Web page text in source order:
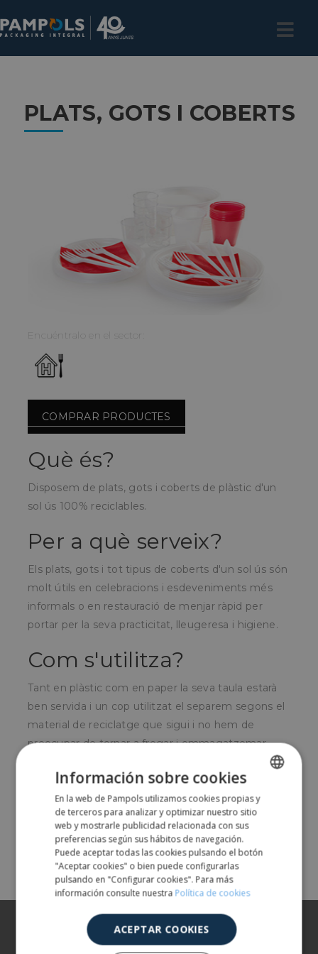
PLATS, GOTS I COBERTS
Encuéntralo en el sector:
COMPRAR PRODUCTES
Què és?
Disposem de plats, gots i coberts de plàstic d'un
sol ús 100% reciclables.
Per a què serveix?
Els plats, gots i tot tipus de coberts d'un sol ús són
molt útils en celebracions i esdeveniments més
informals o en restauració de menjar ràpid per
portar per la seva practicitat, lleugeresa i higiene.
Com s'utilitza?
Tant en plàstic com en paper la seva taula estarà
ben servida i un cop utilitzat el separem segons el
material de reciclatge que sigui i no hem de
preocupar de tornar a fregar i emmagatzemar.
Per a qui és?
Per al sector hostaleria i per a ús particular.
Share
Sobre nosaltres
SPANISH
ENGLISH
Información sobre cookies
En la web de Pampols utilizamos cookies propias y
de terceros para analizar y optimizar nuestro sitio
web y mostrarle publicidad relacionada con sus
preferencias según sus hábitos de navegación.
Puede aceptar todas las cookies pulsando el botón
"Aceptar cookies" o bien puede configurarlas
pulsando en "Configurar cookies". Para más
información consulte nuestra Política de cookies
ACEPTAR COOKIES